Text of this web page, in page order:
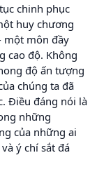
chinh phục
huy chương
một môn đầy
cao độ. Không
độ ấn tượng
chúng ta đã
Điều đáng nói là
những
của những ai
ý chí sắt đá